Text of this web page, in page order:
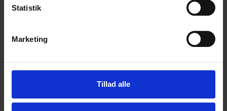
Statistik
Marketing
Tillad alle
PORTUGAL
SPANIEN
HARLEY DAVIDSON
BESTIL EGEN TUR
GALLERI